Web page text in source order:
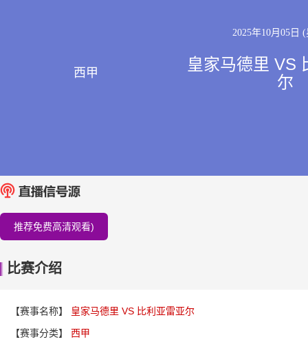
2025年10月05日
西甲
皇家马德里 VS
尔
推荐免费高清观看)
比赛介绍
【赛事名称】
皇家马德里 VS 比利亚雷亚尔
【赛事分类】
西甲